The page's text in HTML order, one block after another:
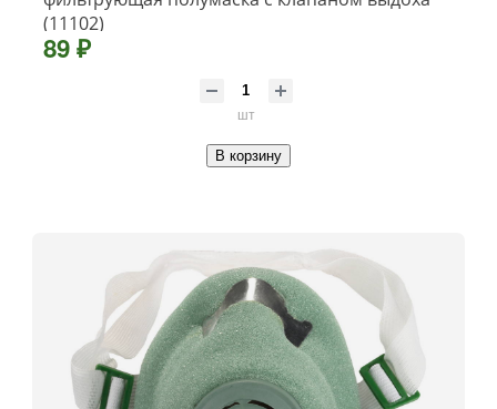
(11102)
89 ₽
шт
В корзину